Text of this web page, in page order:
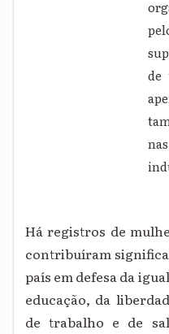
de
Há registros de
contribuíram
país em defesa da
educação, da
de trabalho e de